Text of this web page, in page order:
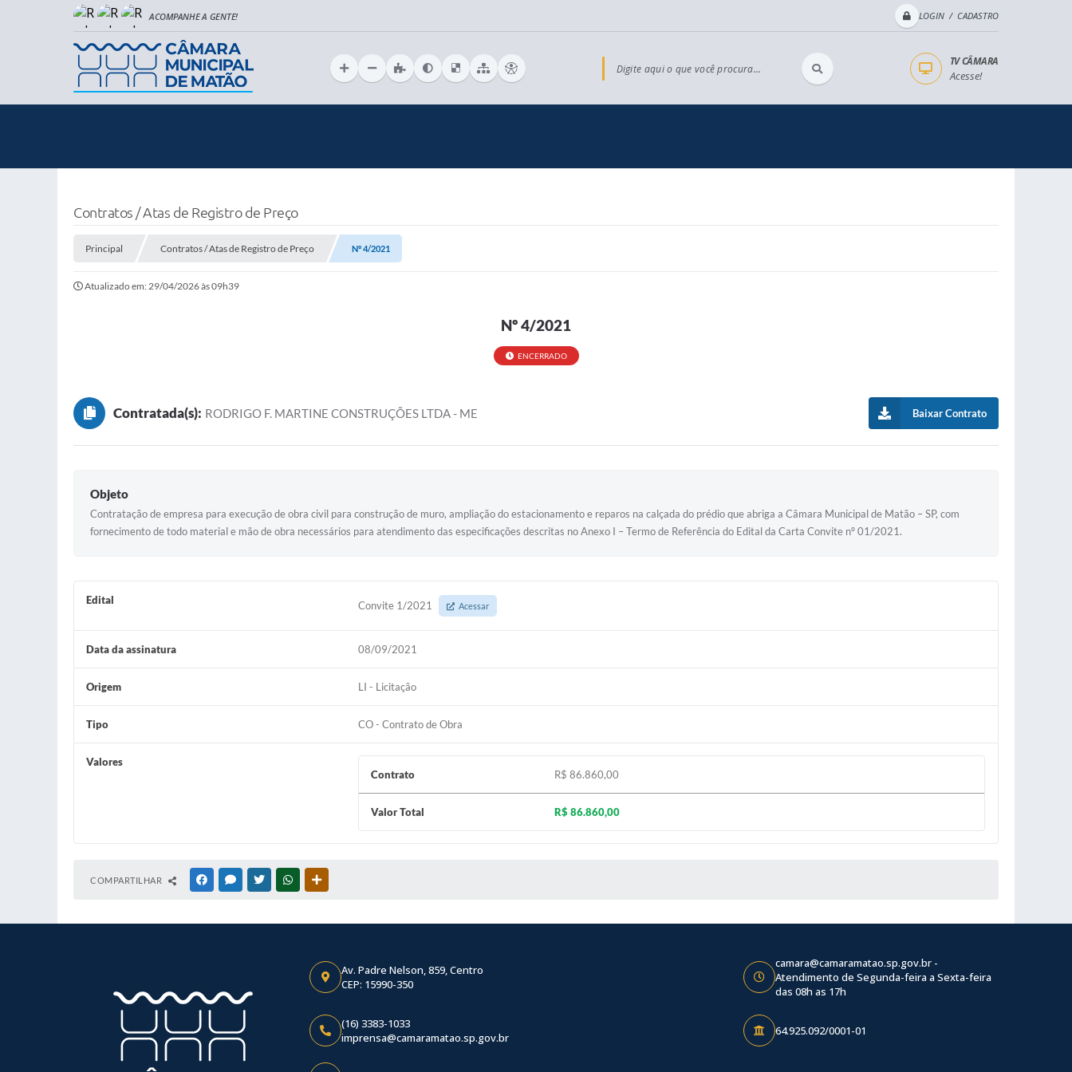
LOGIN / CADASTRO
Digite aqui o que você procura...
TV CÂMARA
Acesse!
Contratos / Atas de Registro de Preço
Principal Contratos / Atas de Registro de Preço Nº 4/2021
Atualizado em: 29/04/2026 às 09h39
Nº 4/2021
ENCERRADO
Contratada(s): RODRIGO F. MARTINE CONSTRUÇÕES LTDA - ME Baixar Contrato
Objeto
Contratação de empresa para execução de obra civil para construção de muro, ampliação do estacionamento e reparos na calçada do prédio que abriga a Câmara Municipal de Matão – SP, com
fornecimento de todo material e mão de obra necessários para atendimento das especificações descritas no Anexo I – Termo de Referência do Edital da Carta Convite nº 01/2021.
Edital Convite 1/2021 Acessar
Data da assinatura 08/09/2021
Origem LI - Licitação
Tipo CO - Contrato de Obra
Valores
Contrato
R$ 86.860,00
Valor Total R$ 86.860,00
COMPARTILHAR FACEBOOKMESSENGER
TWITTERWHATSAPP
Av. Padre Nelson, 859, Centro
CEP: 15990-350
(16) 3383-1033
imprensa@camaramatao.sp.gov.br
camara@camaramatao.sp.gov.br -
Atendimento de Segunda-feira a Sexta-feira
das 08h as 17h
64.925.092/0001-01